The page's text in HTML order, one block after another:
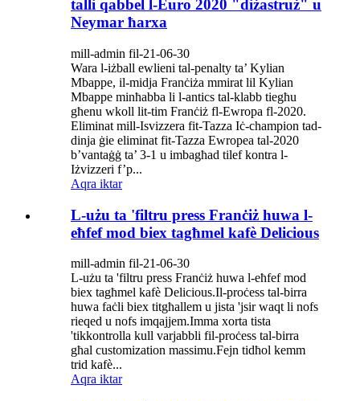
talli qabbel l-Euro 2020 "diżastruż" u
Neymar ħarxa
mill-admin fil-21-06-30
Wara l-iżball ewlieni tal-penalty ta’ Kylian
Mbappe, il-midja Franċiża mmirat lil Kylian
Mbappe minħabba li l-antics tal-klabb tiegħu
għenu wkoll lit-tim Franċiż fl-Ewropa fl-2020.
Eliminat mill-Isvizzera fit-Tazza Iċ-champion tad-
dinja ġie eliminat fit-Tazza Ewropea tal-2020
b’vantaġġ ta’ 3-1 u imbagħad tilef kontra l-
Iżvizzeri f’p...
Aqra iktar
L-użu ta 'filtru press Franċiż huwa l-
eħfef mod biex tagħmel kafè Delicious
mill-admin fil-21-06-30
L-użu ta 'filtru press Franċiż huwa l-eħfef mod
biex tagħmel kafè Delicious.Il-proċess tal-birra
huwa faċli biex titgħallem u jista 'jsir waqt li nofs
rieqed u nofs imqajjem.Imma xorta tista
'tikkontrolla kull varjabbli fil-proċess tal-birra
għal customization massimu.Fejn tidħol kemm
trid kafè...
Aqra iktar